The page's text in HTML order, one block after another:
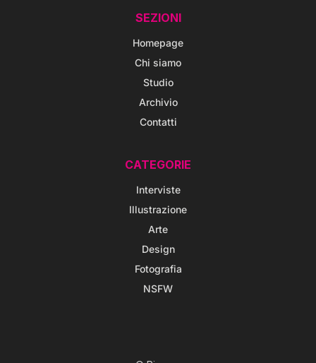
SEZIONI
Homepage
Chi siamo
Studio
Archivio
Contatti
CATEGORIE
Interviste
Illustrazione
Arte
Design
Fotografia
NSFW